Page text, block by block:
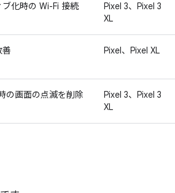
化時の Wi-Fi 接続
Pixel 3、Pixel 3
XL
Pixel、Pixel XL
の画面の点滅を削除
Pixel 3、Pixel 3
XL